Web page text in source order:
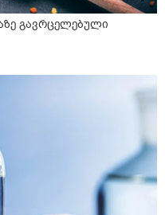
გავრცელებული